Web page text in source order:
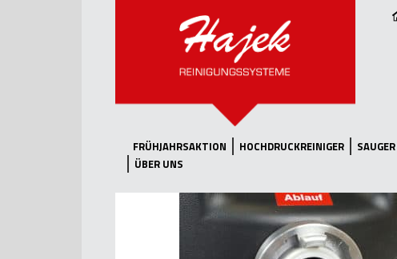
FRÜHJAHRSAKTION HOCHDRUCKREINIGER SAUGER
ÜBER UNS